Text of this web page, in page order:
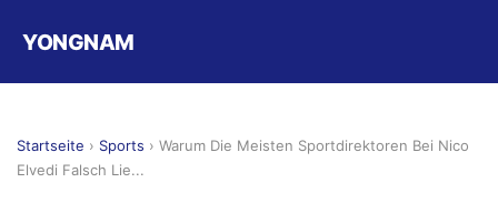
YONGNAM
Startseite › Sports › Warum Die Meisten Sportdirektoren Bei Nico
Elvedi Falsch Lie...